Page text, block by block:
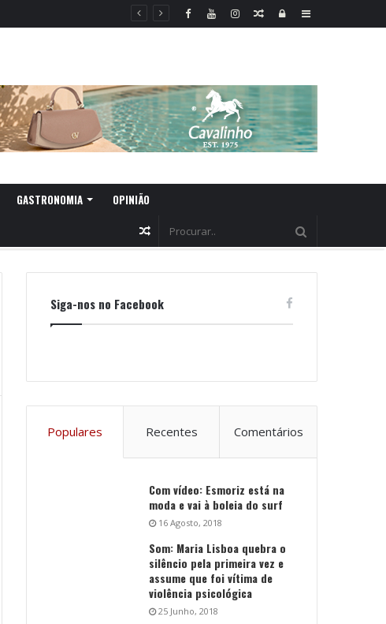
Sidebar
Log
Random
GASTRONOMIA OPINIÃO
Random
Siga-nos no Facebook
Populares Recentes Comentários
Com vídeo: Esmoriz está na
moda e vai à boleia do surf
16 Agosto, 2018
Som: Maria Lisboa quebra o
silêncio pela primeira vez e
assume que foi vítima de
violência psicológica
25 Junho, 2018